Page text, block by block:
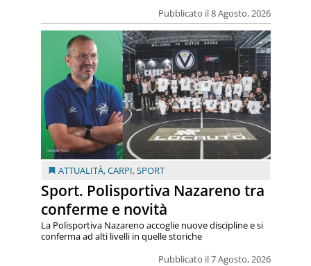
Pubblicato il 8 Agosto, 2026
ATTUALITÀ,CARPI,SPORT
Sport. Polisportiva Nazareno tra
conferme e novità
Pubblicato il 7 Agosto, 2026
La Polisportiva Nazareno accoglie nuove discipline e si
conferma ad alti livelli in quelle storiche